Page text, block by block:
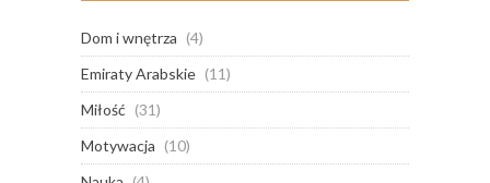
Dom i wnętrza (4)
Emiraty Arabskie (11)
Miłość (31)
Motywacja (10)